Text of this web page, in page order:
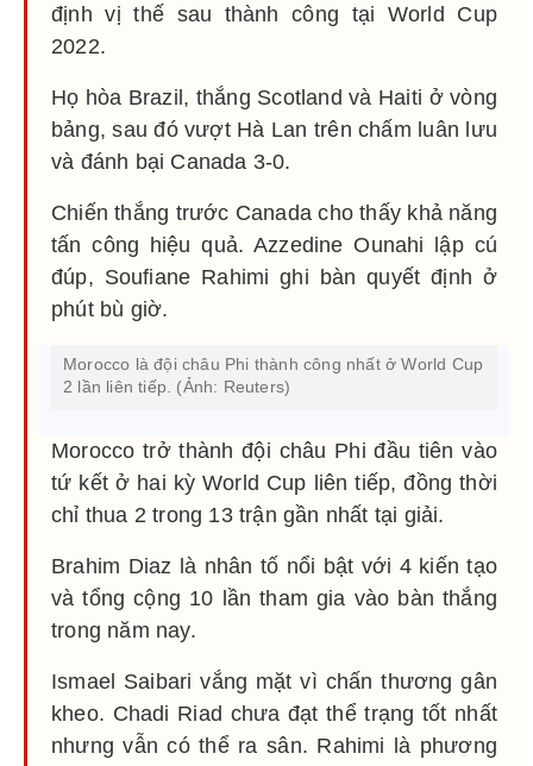
định vị thế sau thành công tại World Cup
2022.
Họ hòa Brazil, thắng Scotland và Haiti ở vòng
bảng, sau đó vượt Hà Lan trên chấm luân lưu
và đánh bại Canada 3-0.
Chiến thắng trước Canada cho thấy khả năng
tấn công hiệu quả. Azzedine Ounahi lập cú
đúp, Soufiane Rahimi ghi bàn quyết định ở
phút bù giờ.
Morocco là đội châu Phi thành công nhất ở World Cup
2 lần liên tiếp. (Ảnh: Reuters)
Morocco trở thành đội châu Phi đầu tiên vào
tứ kết ở hai kỳ World Cup liên tiếp, đồng thời
chỉ thua 2 trong 13 trận gần nhất tại giải.
Brahim Diaz là nhân tố nổi bật với 4 kiến tạo
và tổng cộng 10 lần tham gia vào bàn thắng
trong năm nay.
Ismael Saibari vắng mặt vì chấn thương gân
kheo. Chadi Riad chưa đạt thể trạng tốt nhất
nhưng vẫn có thể ra sân. Rahimi là phương